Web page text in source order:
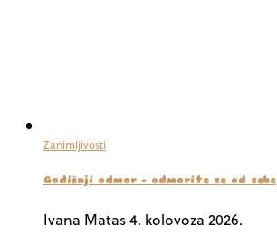
Zanimljivosti
Godišnji odmor – odmorite se od sebe
Ivana Matas4. kolovoza 2026.